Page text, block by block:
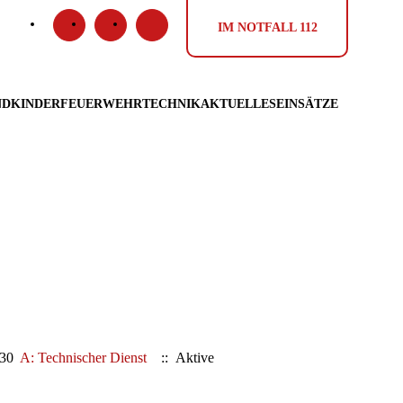
IM NOTFALL 112
KINDERFEUERWEHRTECHNIKAKTUELLESEINSÄTZE
A: Technischer Dienst :: Aktive